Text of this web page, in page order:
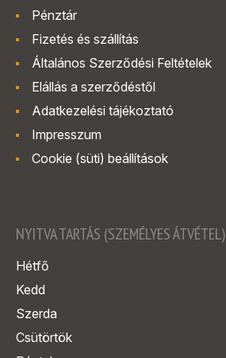
Pénztár
Fizetés és szállítás
Általános Szerződési Feltételek
Elállás a szerződéstől
Adatkezelési tájékoztató
Impresszum
Cookie (süti) beállítások
NYITVA TARTÁS (SZEMÉLYES ÁTVÉTEL)
Hétfő
Kedd
Szerda
Csütörtök